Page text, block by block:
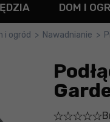
informacje
DOM I
i ogród > Nawadnianie >